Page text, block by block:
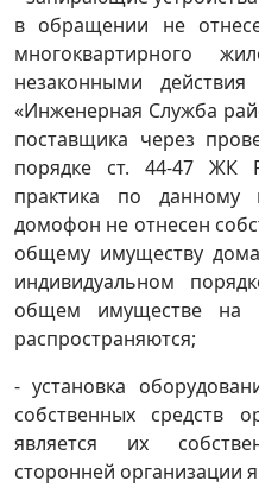
в обращении не
многоквартирного
незаконными
«Инженерная Служба
поставщика через
порядке ст. 44-47 ЖК
практика по данному
домофон не отнесен
общему имуществу
индивидуальном
общем имуществе на
распространяются;
- установка
собственных средств
является их
сторонней организации